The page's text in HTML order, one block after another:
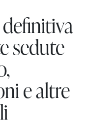
sedute
e altre